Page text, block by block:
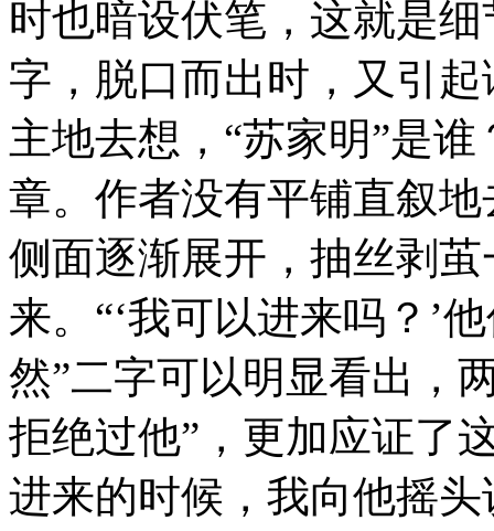
时也暗设伏笔，这就是
字，脱口而出时，又引
主地去想，“苏家明”是
章。作者没有平铺直叙
侧面逐渐展开，抽丝剥
来。“‘我可以进来吗？’
然”二字可以明显看出，
拒绝过他”，更加应证了
进来的时候，我向他摇